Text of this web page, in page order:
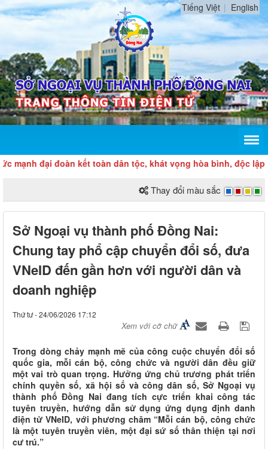
Tiếng Việt English
đại đoàn kết toàn dân tộc, khát vọng hòa bình, độc lập dân
Thay đổi màu sắc
Sở Ngoại vụ thành phố Đồng Nai:
Chung tay phổ cập chuyển đổi số, đưa
VNeID đến gần hơn với người dân và
doanh nghiệp
Thứ tư - 24/06/2026 17:12
Xem với cỡ chữ
Trong dòng chảy mạnh mẽ của công cuộc chuyển đổi số
quốc gia, mỗi cán bộ, công chức và người dân đều giữ
một vai trò quan trọng. Hưởng ứng chủ trương phát triển
chính quyền số, xã hội số và công dân số, Sở Ngoại vụ
thành phố Đồng Nai đang tích cực triển khai công tác
tuyên truyền, hướng dẫn sử dụng ứng dụng định danh
điện tử VNeID, với phương châm “Mỗi cán bộ, công chức
là một tuyên truyền viên, một đại sứ số thân thiện tại nơi
cư trú.”